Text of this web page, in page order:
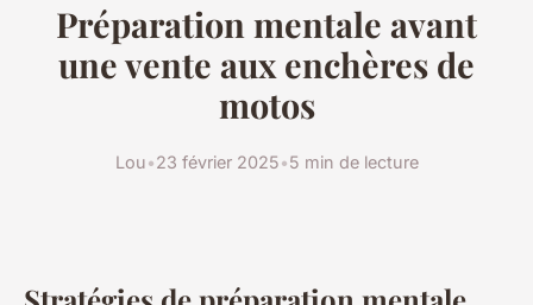
Préparation mentale avant
une vente aux enchères de
motos
Lou•23 février 2025•5 min de lecture